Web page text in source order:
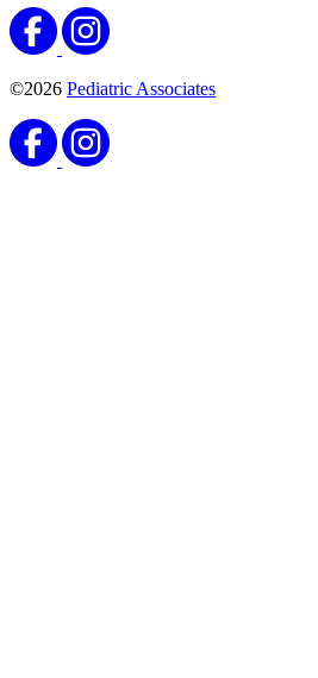
©2026 Pediatric Associates